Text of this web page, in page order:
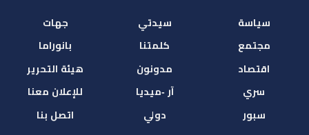
سياسة
مجتمع
اقتصاد
سري
سبور
سيدتي
كلمتنا
مدونون
آر -ميديا
دولي
جهات
بانوراما
هيئة التحرير
للإعلان معنا
اتصل بنا